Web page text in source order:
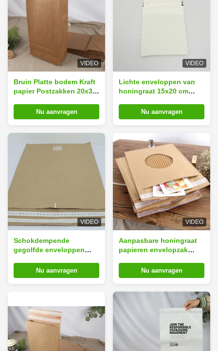
VIDEO
Bruin Platte bodem Kraft
papier Postzakken 20x30
handvatenNu aanvragen
VIDEO
Lichte enveloppen van
honingraat 15x20 cm
Nu aanvragen
VIDEO
Schokdempende
gegolfde enveloppen
Nu aanvragen
VIDEO
Aanpasbare honingraat
papieren envelopzak
milieuvriendelijk
Nu aanvragen